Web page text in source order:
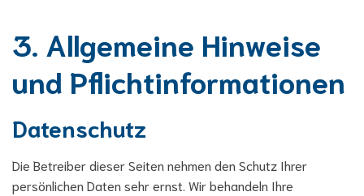
3. Allgemeine Hinweise
und Pflicht­informationen
Datenschutz
Die Betreiber dieser Seiten nehmen den Schutz Ihrer
persönlichen Daten sehr ernst. Wir behandeln Ihre